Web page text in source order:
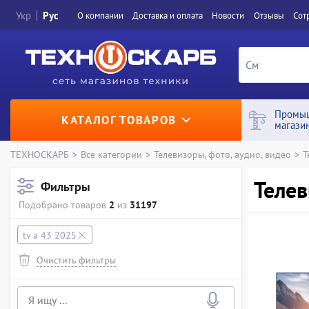
Укр Рус О компании Доставка и оплата Новости Отзывы
КАТАЛОГ ТОВАРОВ
ТЕХНОСКАРБ > Все категории > Телевизоры, фото, аудио, видео >
Фильтры
Подобрано товаров 2 из 31197
tv a 43 2025
Очистить фильтры